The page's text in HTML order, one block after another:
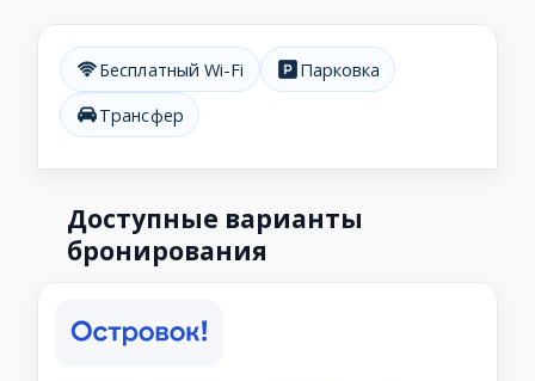
Бесплатный Wi-Fi
Парковка
Трансфер
Доступные варианты
бронирования